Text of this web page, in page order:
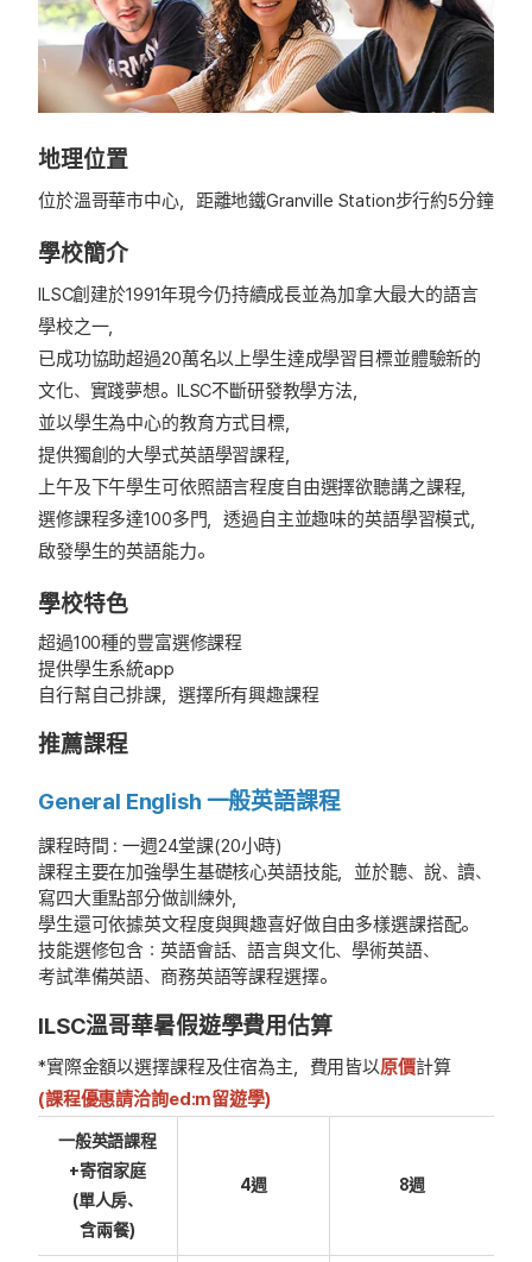
地理位置
位於溫哥華市中心，距離地鐵Granville Station步行約5分鐘
學校簡介
ILSC創建於1991年現今仍持續成長並為加拿大最大的語言
學校之一，
已成功協助超過20萬名以上學生達成學習目標並體驗新的
文化、實踐夢想。ILSC不斷研發教學方法，
並以學生為中心的教育方式目標，
提供獨創的大學式英語學習課程，
上午及下午學生可依照語言程度自由選擇欲聽講之課程，
選修課程多達100多門，透過自主並趣味的英語學習模式，
啟發學生的英語能力。
學校特色
超過100種的豐富選修課程
提供學生系統app
自行幫自己排課，選擇所有興趣課程
推薦課程
General English 一般英語課程
課程時間 : 一週24堂課(20小時)
課程主要在加強學生基礎核心英語技能，並於聽、說、讀、
寫四大重點部分做訓練外，
學生還可依據英文程度與興趣喜好做自由多樣選課搭配。
技能選修包含：英語會話、語言與文化、學術英語、
考試準備英語、商務英語等課程選擇。
ILSC溫哥華暑假遊學費用估算
*實際金額以選擇課程及住宿為主，費用皆以原價計算
(課程優惠請洽詢ed:m留遊學)
一般英語課程
+寄宿家庭
(單人房、
含兩餐)
4週 8週